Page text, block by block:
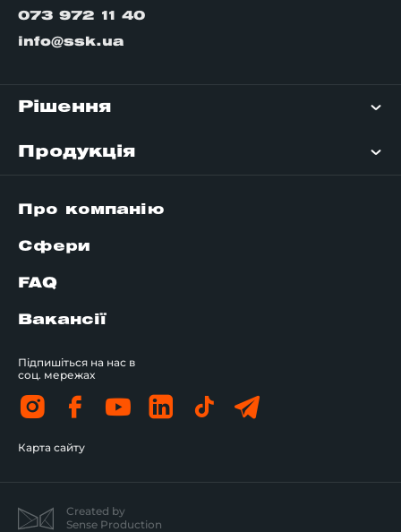
073 972 11 40
info@ssk.ua
Рішення
Продукція
Про компанію
Сфери
FAQ
Вакансії
Підпишіться на нас в
соц. мережах
Карта сайту
Created by
Sense Production